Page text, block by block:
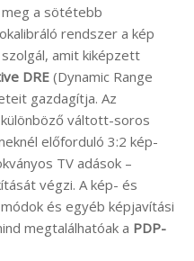
a sötétebb
rendszer a kép
amit kiképzett
DRE (Dynamic Range
gazdagítja. Az
váltott-soros
előforduló 3:2 kép-
TV adások –
végzi. A kép- és
és egyéb képjavítási
megtalálhatóak a PDP-